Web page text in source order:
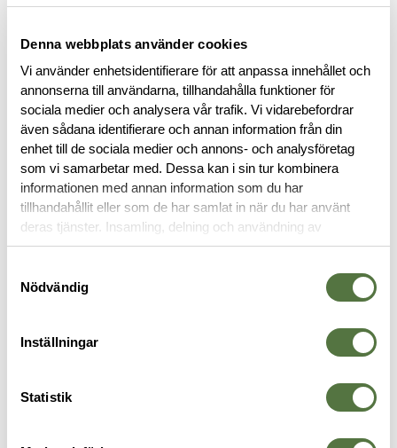
Denna webbplats använder cookies
Vi använder enhetsidentifierare för att anpassa innehållet och
annonserna till användarna, tillhandahålla funktioner för
sociala medier och analysera vår trafik. Vi vidarebefordrar
även sådana identifierare och annan information från din
enhet till de sociala medier och annons- och analysföretag
som vi samarbetar med. Dessa kan i sin tur kombinera
informationen med annan information som du har
tillhandahållit eller som de har samlat in när du har använt
deras tjänster. Insamling, delning och användning av
personuppgifter kan användas för personalisering av
Nödvändig
Inställningar
Statistik
BESKRIVNING
SPECIFIKATIONER
RECENSIONER
OM VARUMÄRKET